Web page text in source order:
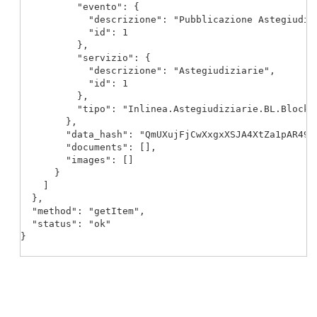
          "evento": {
"descrizione": "Pubblicazione
            "id": 1
          },
          "servizio": {
            "descrizione": "Astegiudiziarie",
            "id": 1
          },
"tipo":
        },
"data_hash":
        "documents": [],
        "images": []
      }
  },
  "method": "getItem",
  "status": "ok"
}